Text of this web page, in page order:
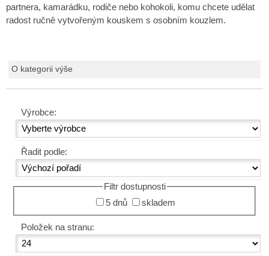
partnera, kamarádku, rodiče nebo kohokoli, komu chcete udělat
radost ručně vytvořeným kouskem s osobním kouzlem.
O kategorii výše
Výrobce:
Řadit podle:
Filtr dostupnosti
5 dnů
skladem
Položek na stranu: